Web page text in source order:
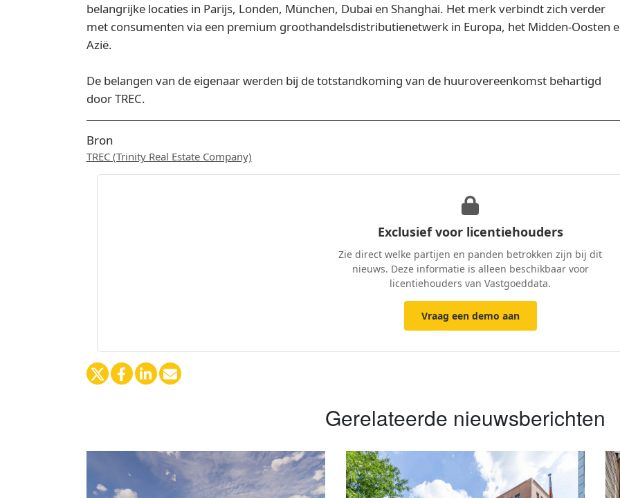
belangrijke locaties in Parijs, Londen, München, Dubai en Shanghai. Het merk verbindt zich verder
met consumenten via een premium groothandelsdistributienetwerk in Europa, het Midden-Oosten
Azië.
De belangen van de eigenaar werden bij de totstandkoming van de huurovereenkomst behartigd
door TREC.
Bron
TREC (Trinity Real Estate Company)
Exclusief voor licentiehouders
Zie direct welke partijen en panden betrokken zijn bij dit
nieuws. Deze informatie is alleen beschikbaar voor
licentiehouders van Vastgoeddata.
Vraag een demo aan
Gerelateerde nieuwsberichten